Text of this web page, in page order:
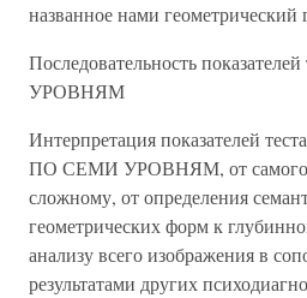
названное нами геометрический
Последовательность показателей
УРОВНЯМ
Интерпретация показателей теста
ПО СЕМИ УРОВНЯМ, от самого
сложному, от определения
геометрических форм к
анализу всего изображения в
результатами других